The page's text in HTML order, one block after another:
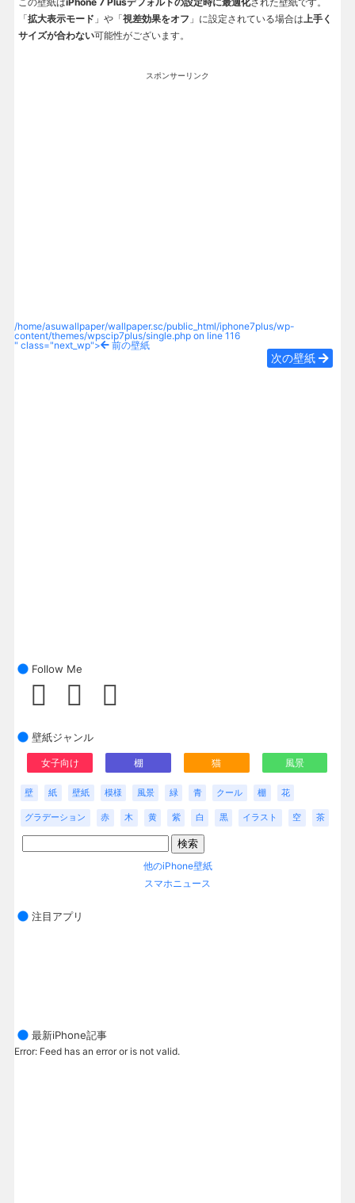
「拡大表示モード 」や「視差効果をオフ 」に設定されている場合は 上手く
サイズが合わない可能性がございます。
スポンサーリンク
/home/asuwallpaper/wallpaper.sc/public_html/iphone7plus/wp-
content/themes/wpscip7plus/single.php on line116
" class="next_wp">
前の壁紙
次の壁紙
Follow Me
壁紙ジャンル
女子向け 棚 猫 風景
壁 紙 壁紙 模様 風景 緑 青 クール 棚 花
グラデーション 赤 木 黄 紫 白 黒 イラスト 空 茶
他のiPhone壁紙
スマホニュース
注目アプリ
最新iPhone記事
Error: Feed has an error or is not valid.